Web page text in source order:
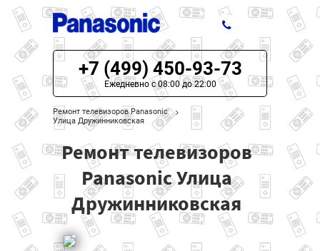
ЦЕНЫ НА РЕМОНТ
О СЕРВИСЕ
МОДЕЛИ PANASONIC
НАШИ КОНТАКТЫ
+7 (499) 450-93-73
Ежедневно с 08:00 до 22:00
Ремонт телевизоров Panasonic
Улица Дружинниковская
Ремонт телевизоров
Panasonic Улица
Дружинниковская